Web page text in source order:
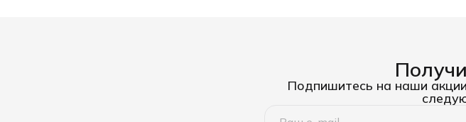
Подпишитесь на наши